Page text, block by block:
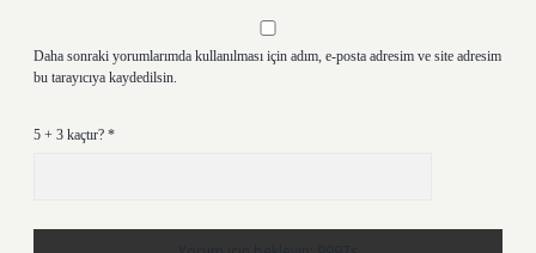
Daha sonraki yorumlarımda kullanılması için adım, e-posta adresim ve site adresim
bu tarayıcıya kaydedilsin.
5 + 3 kaçtır? *